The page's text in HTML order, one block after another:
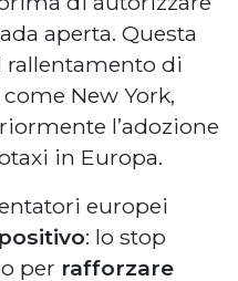
aperta. Questa
rallentamento di
New York,
l’adozione
in Europa.
europei
: lo stop
per rafforzare